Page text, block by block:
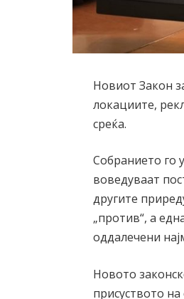
Новиот Закон
локациите,
среќа.
Собранието го
воведуваат
другите
„против“, а
оддалечени
Новото
присуството на